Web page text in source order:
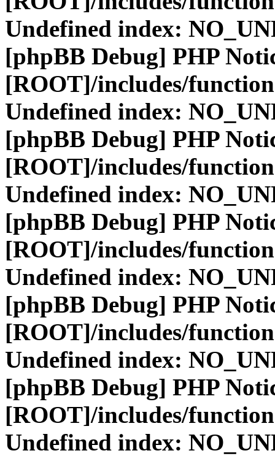
Undefined index:
[phpBB Debug] PHP
[ROOT]/includes/
Undefined index:
[phpBB Debug] PHP
[ROOT]/includes/
Undefined index:
[phpBB Debug] PHP
[ROOT]/includes/
Undefined index:
[phpBB Debug] PHP
[ROOT]/includes/
Undefined index:
[phpBB Debug] PHP
[ROOT]/includes/
Undefined index: